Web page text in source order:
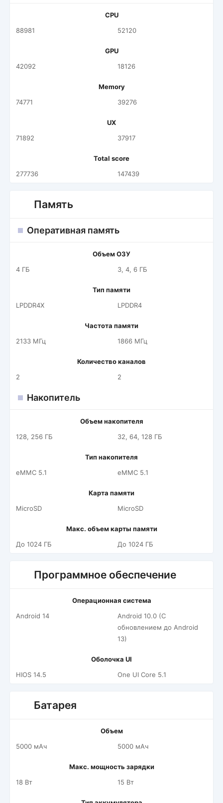
CPU
88981
52120
GPU
42092
18126
Memory
74771
39276
UX
71892
37917
Total score
277736
147439
Память
Оперативная память
Объем ОЗУ
4 ГБ
3, 4, 6 ГБ
Тип памяти
LPDDR4X
LPDDR4
Частота памяти
2133 МГц
1866 МГц
Количество каналов
2
2
Накопитель
Объем накопителя
128, 256 ГБ
32, 64, 128 ГБ
Тип накопителя
eMMC 5.1
eMMC 5.1
Карта памяти
MicroSD
MicroSD
Макс. объем карты памяти
До 1024 ГБ
До 1024 ГБ
Программное обеспечение
Операционная система
Android 14
Android 10.0 (С
обновлением до Android
13)
Оболочка UI
HIOS 14.5
One UI Core 5.1
Батарея
Объем
5000 мАч
5000 мАч
Макс. мощность зарядки
18 Вт
15 Вт